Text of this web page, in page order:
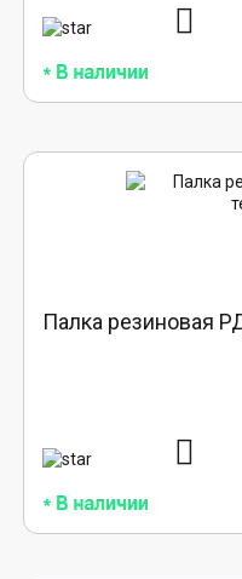
Палка резиновая